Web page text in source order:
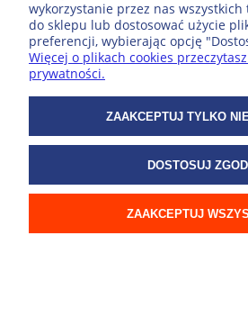
ZAKUPY
O NAS
© 2026
wykorzystanie przez nas
do sklepu lub dostosować użycie
preferencji, wybierając opcję
Więcej o plikach cookies
prywatności.
ZAAKCEPTUJ TYLKO
DOSTOSUJ
ZAAKCEPTUJ